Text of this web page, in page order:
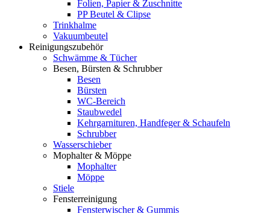
Folien, Papier & Zuschnitte
PP Beutel & Clipse
Trinkhalme
Vakuumbeutel
Reinigungszubehör
Schwämme & Tücher
Besen, Bürsten & Schrubber
Besen
Bürsten
WC-Bereich
Staubwedel
Kehrgarnituren, Handfeger & Schaufeln
Schrubber
Wasserschieber
Mophalter & Möppe
Mophalter
Möppe
Stiele
Fensterreinigung
Fensterwischer & Gummis